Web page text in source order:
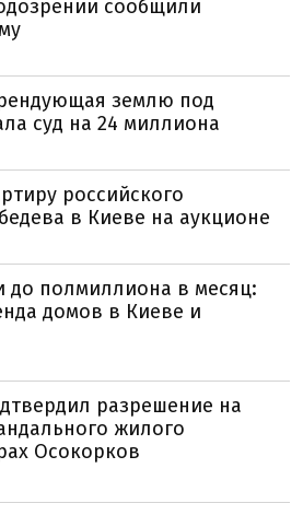
сообщили
землю под
суд на 24 миллиона
российского
в Киеве на аукционе
до полмиллиона в месяц:
домов в Киеве и
разрешение на
жилого
Осокорков